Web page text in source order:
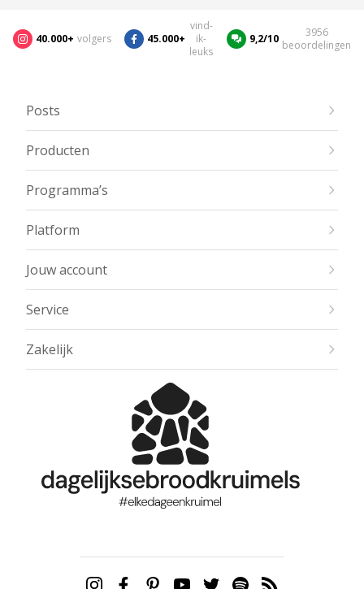
40.000+ volgers 45.000+
vind-
ik-
leuks
9,2/10
3956
beoordelingen
Posts
Producten
Programma’s
Platform
Jouw account
Service
Zakelijk